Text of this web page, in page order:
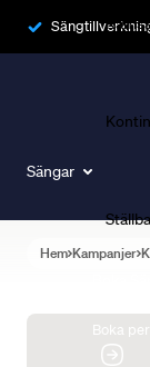
Sängar
Boka
Hem Kampanjer